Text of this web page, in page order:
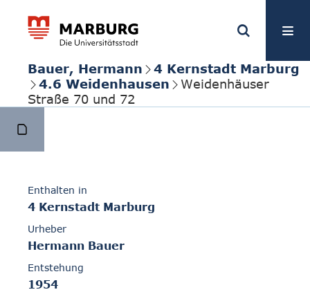
Bauer, Hermann
4 Kernstadt Marburg
4.6 Weidenhausen
Weidenhäuser
Straße 70 und 72
Enthalten in
4 Kernstadt Marburg
Urheber
Hermann Bauer
Entstehung
1954